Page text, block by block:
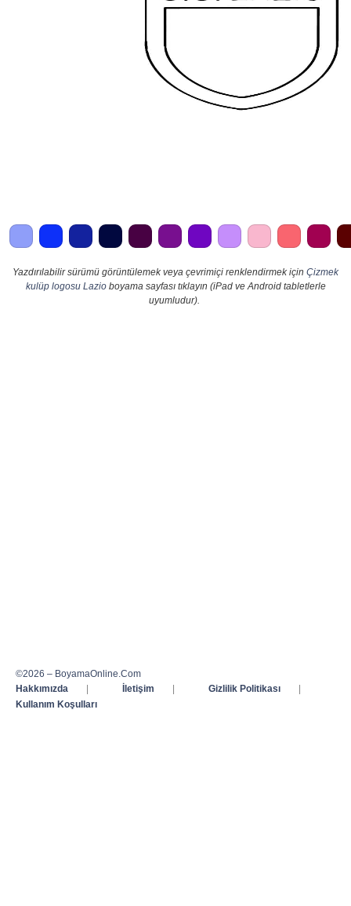
Yazdırılabilir sürümü görüntülemek veya çevrimiçi renklendirmek için Çizmek
kulüp logosu Lazioboyama sayfası tıklayın (iPad ve Android tabletlerle
uyumludur).
©2026 – BoyamaOnline.Com
Hakkımızda
| İletişim | Gizlilik Politikası
|
Kullanım Koşulları